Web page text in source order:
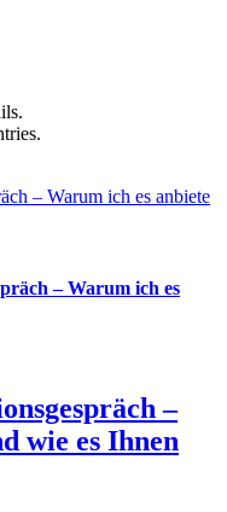
– Warum ich es anbiete
– Warum ich es
–
wie es Ihnen